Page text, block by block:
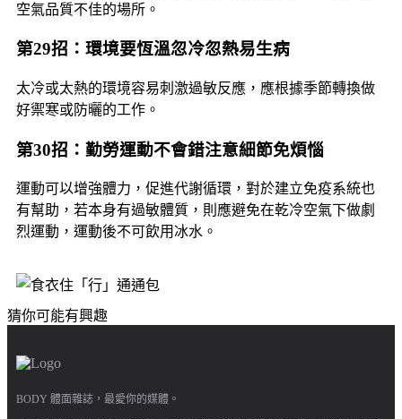
空氣品質不佳的場所。
第29招：環境要恆溫忽冷忽熱易生病
太冷或太熱的環境容易刺激過敏反應，應根據季節轉換做
好禦寒或防曬的工作。
第30招：勤勞運動不會錯注意細節免煩惱
運動可以增強體力，促進代謝循環，對於建立免疫系統也
有幫助，若本身有過敏體質，則應避免在乾冷空氣下做劇
烈運動，運動後不可飲用冰水。
猜你可能有興趣
BODY 體面雜誌，最愛你的媒體。